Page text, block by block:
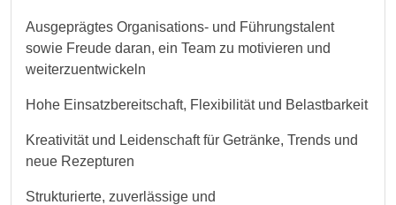
Ausgeprägtes Organisations‑ und Führungstalent
sowie Freude daran, ein Team zu motivieren und
weiterzuentwickeln
Hohe Einsatzbereitschaft, Flexibilität und Belastbarkeit
Kreativität und Leidenschaft für Getränke, Trends und
neue Rezepturen
Strukturierte, zuverlässige und